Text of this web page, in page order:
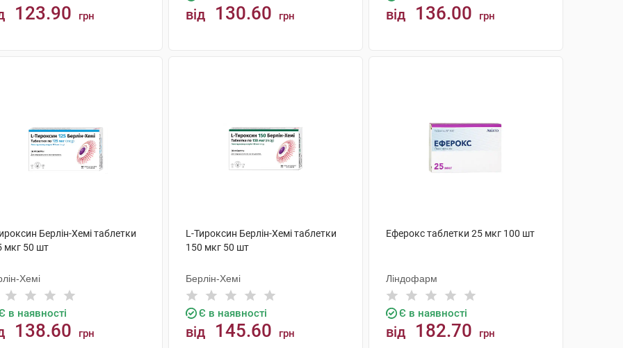
123.90 грн від 130.60 грн від 136.00 грн
Берлін-Хемі таблетки
мкг 50 шт
Хемі
в наявності
138.60 грн
L-Тироксин Берлін-Хемі таблетки
150 мкг 50 шт
Берлін-Хемі
Є в наявності
від 145.60 грн
Еферокс таблетки 25 мкг 100 шт
Ліндофарм
Є в наявності
від 182.70 грн